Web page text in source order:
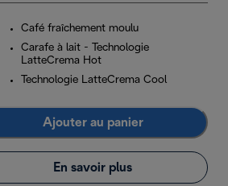
Café fraîchement moulu
Carafe à lait - Technologie
LatteCrema Hot
Technologie LatteCrema Cool
Ajouter au panier
En savoir plus